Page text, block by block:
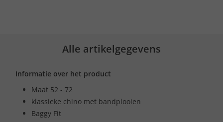
Alle artikelgegevens
Informatie over het product
Maat 52 - 72
klassieke chino met bandplooien
Baggy Fit